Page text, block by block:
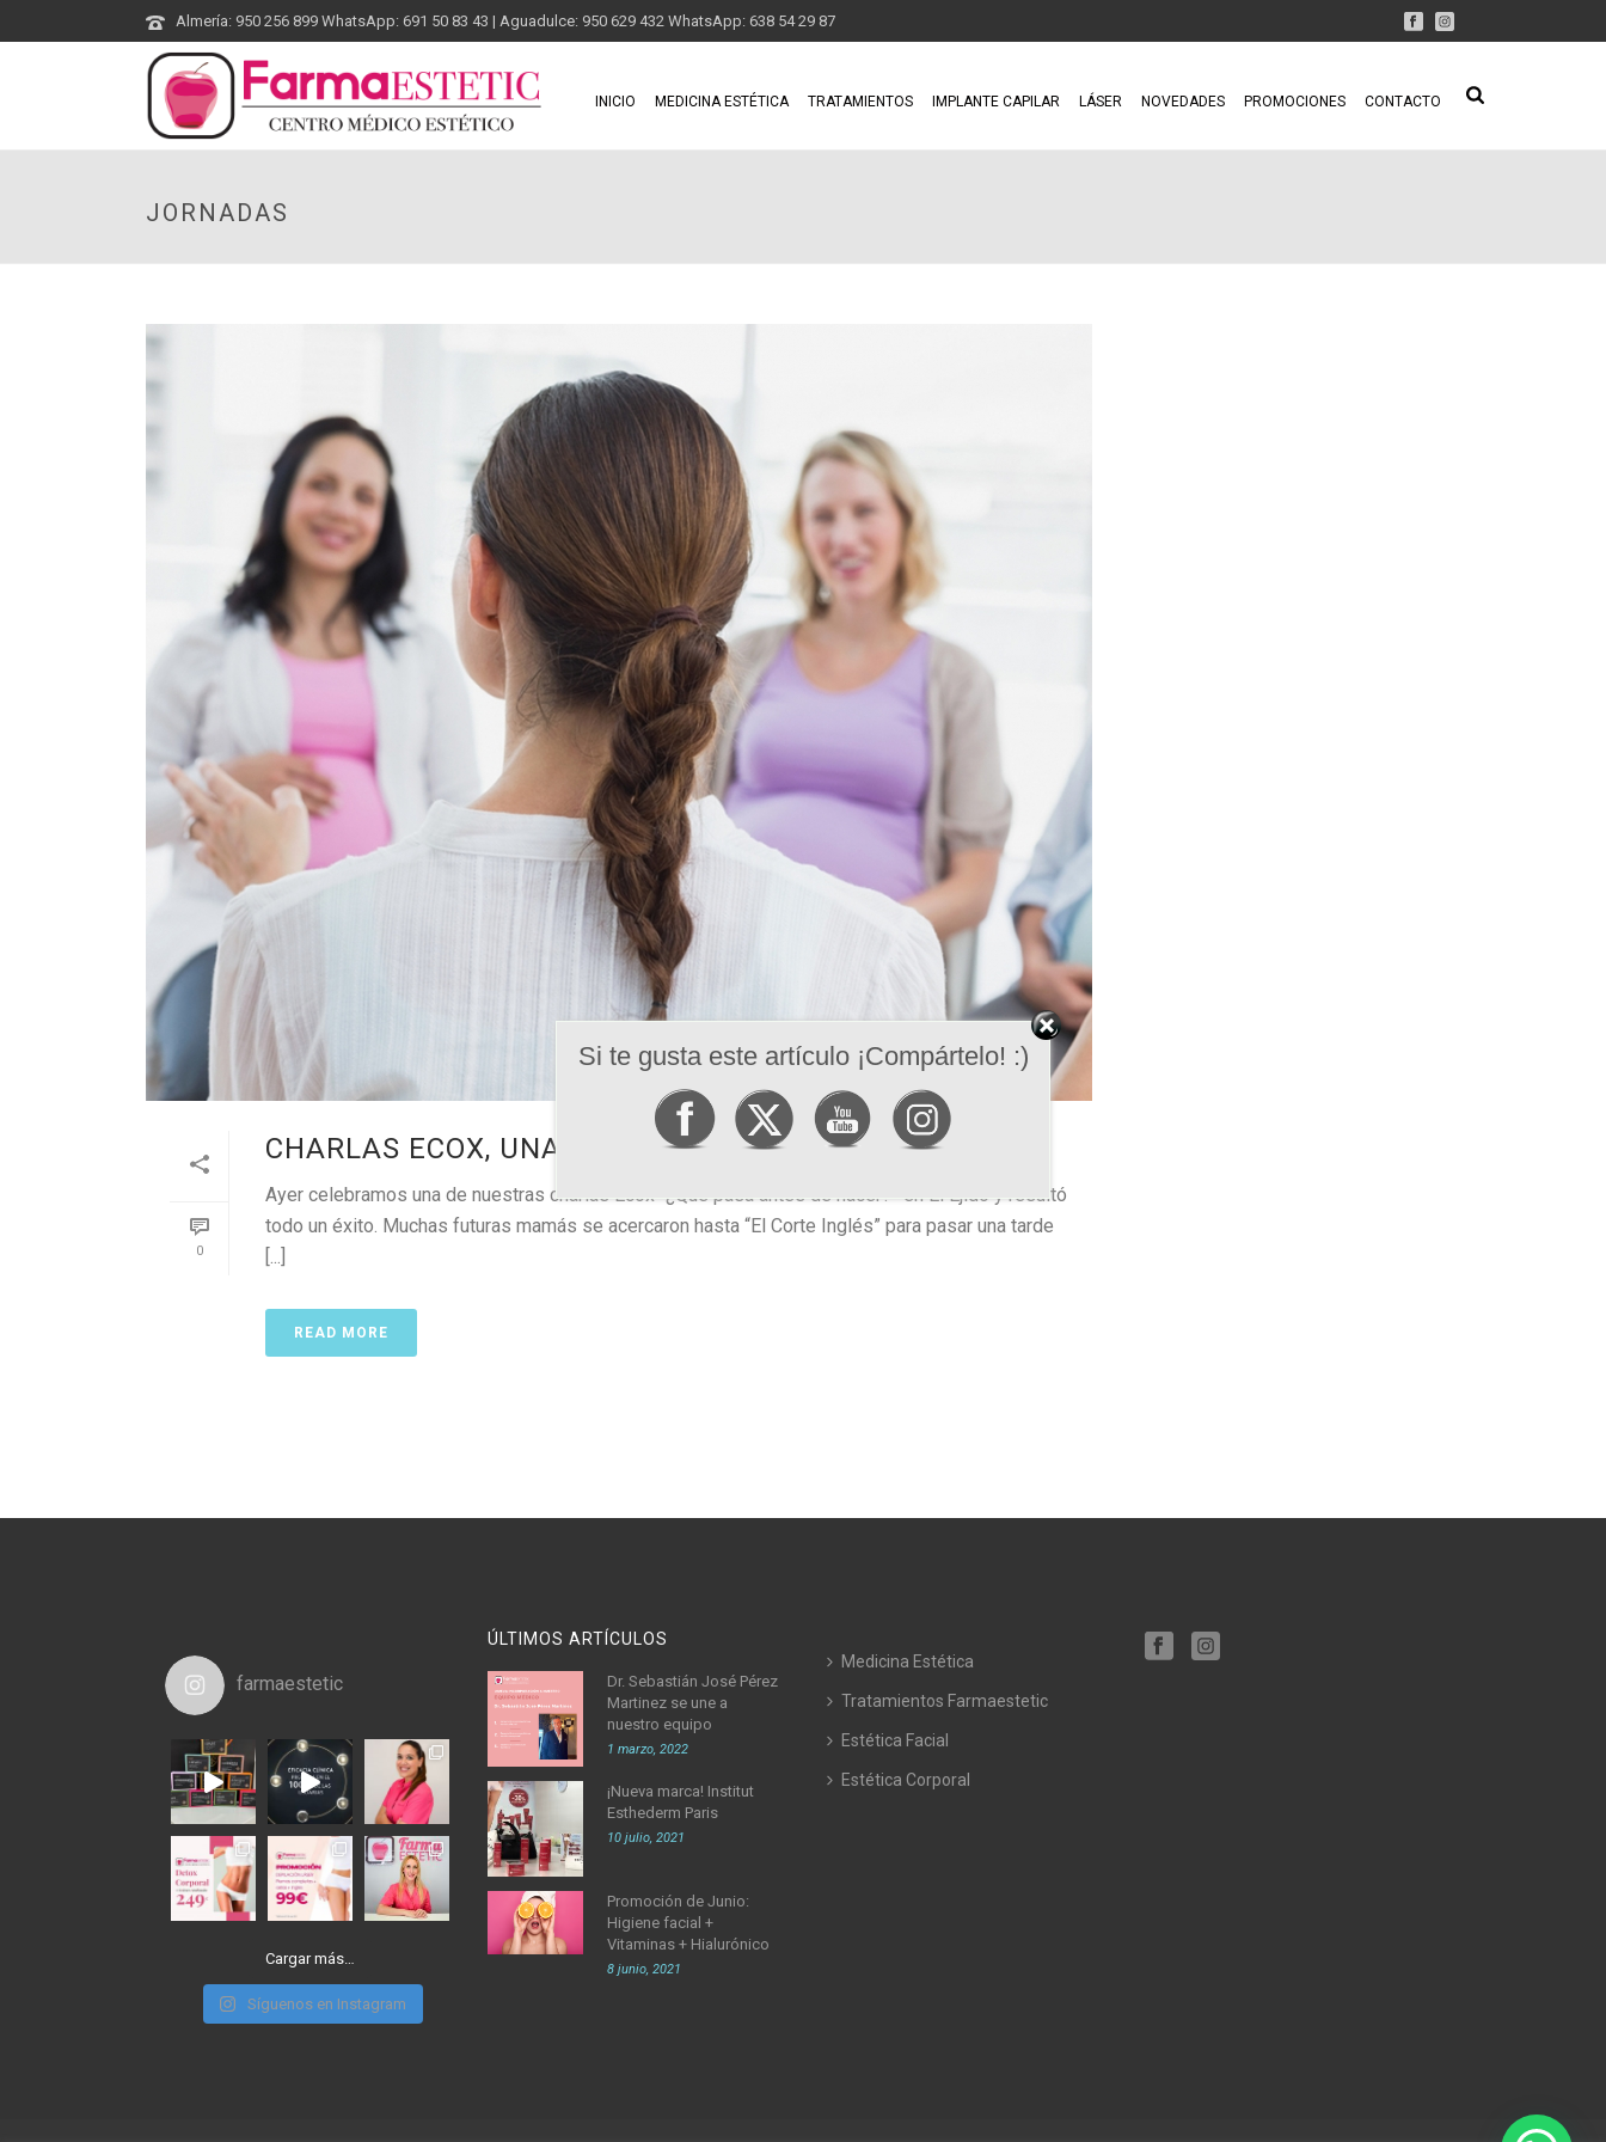
Almería: 950 256 899 WhatsApp: 691 50 83 43 | Aguadulce: 950 629 432 WhatsApp: 638 54 29 87
INICIO MEDICINA ESTÉTICA TRATAMIENTOS IMPLANTE CAPILAR LÁSER NOVEDADES PROMOCIONES CONTACTO
JORNADAS
0
CHARLAS ECOX, UNA TARDE ENTRE AMIGAS
Ayer celebramos una de nuestras charlas Ecox “¿Qué pasa antes de nacer?” en El Ejido y resultó
todo un éxito. Muchas futuras mamás se acercaron hasta “El Corte Inglés” para pasar una tarde
[...]
READ MORE
farmaestetic
Cargar más…
Síguenos en Instagram
ÚLTIMOS ARTÍCULOS
Dr. Sebastián José Pérez
Martinez se une a
nuestro equipo
1 marzo, 2022
¡Nueva marca! Institut
Esthederm Paris
10 julio, 2021
Promoción de Junio:
Higiene facial +
Vitaminas + Hialurónico
8 junio, 2021
Medicina Estética
Tratamientos Farmaestetic
Estética Facial
Estética Corporal
Si te gusta este artículo ¡Compártelo! :)